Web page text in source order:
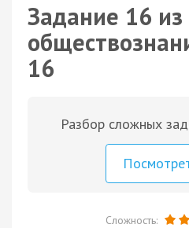
Задание 16 из
16
Разбор сложных
Сложность: